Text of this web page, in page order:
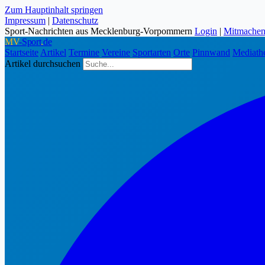
Zum Hauptinhalt springen
Impressum | Datenschutz
Sport-Nachrichten aus Mecklenburg-Vorpommern Login | Mitmachen
MV-Sport.de
Startseite Artikel Termine Vereine Sportarten Orte Pinnwand
Artikel durchsuchen